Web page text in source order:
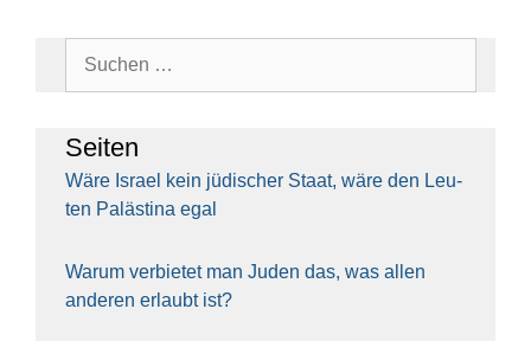
Sei­ten
Wäre Isra­el kein jüdi­scher Staat, wäre den Leu­
ten Paläs­ti­na egal
War­um ver­bie­tet man Juden das, was allen
ande­ren erlaubt ist?